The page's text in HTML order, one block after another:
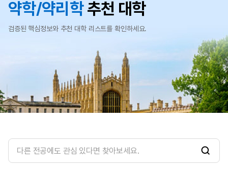
약학/약리학추천 대학
검증된 핵심정보와 추천 대학 리스트를 확인하세요.
검
색